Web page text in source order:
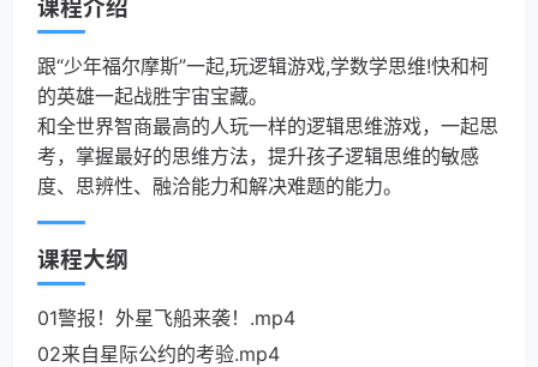
课程介绍
跟“少年福尔摩斯”一起,玩逻辑游戏,学数学思维!快和柯
的英雄一起战胜宇宙宝藏。
和全世界智商最高的人玩一样的逻辑思维游戏，一起思
考，掌握最好的思维方法，提升孩子逻辑思维的敏感
度、思辨性、融洽能力和解决难题的能力。
课程大纲
01警报！外星飞船来袭！.mp4
02来自星际公约的考验.mp4